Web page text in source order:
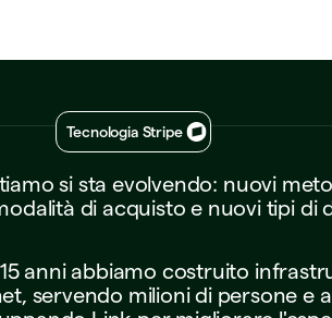
Tecnologia Stripe
si sta evolvendo: nuovi
di acquisto e nuovi tipi di
15 anni abbiamo costruito
servendo milioni di persone e